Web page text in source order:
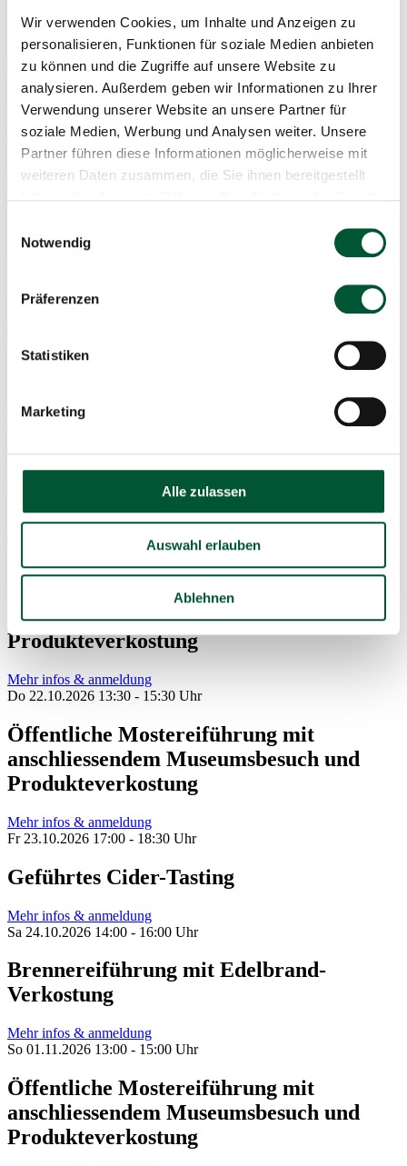
Wir verwenden Cookies, um Inhalte und Anzeigen zu
personalisieren, Funktionen für soziale Medien anbieten
zu können und die Zugriffe auf unsere Website zu
analysieren. Außerdem geben wir Informationen zu Ihrer
Verwendung unserer Website an unsere Partner für
soziale Medien, Werbung und Analysen weiter. Unsere
Partner führen diese Informationen möglicherweise mit
weiteren Daten zusammen, die Sie ihnen bereitgestellt
Notwendig
Präferenzen
Statistiken
Marketing
Alle zulassen
Auswahl erlauben
Ablehnen
Geführtes Cider-Tasting
Mehr infos & anmeldung
Sa 10.10.2026 14:00 - 16:00 Uhr
Brennereiführung mit Edelbrand-
Verkostung
Mehr infos & anmeldung
So 11.10.2026 13:00 - 15:00 Uhr
Öffentliche Mostereiführung mit
anschliessendem Museumsbesuch und
Mehr infos & anmeldung
Brennereiführung mit Edelbrand-
Mehr infos & anmeldung
So 18.10.2026 13:00 - 15:00 Uhr
Öffentliche Mostereiführung mit
anschliessendem Museumsbesuch und
Produkteverkostung
Mehr infos & anmeldung
Do 22.10.2026 13:30 - 15:30 Uhr
Öffentliche Mostereiführung mit
anschliessendem Museumsbesuch und
Produkteverkostung
Mehr infos & anmeldung
Fr 23.10.2026 17:00 - 18:30 Uhr
Geführtes Cider-Tasting
Mehr infos & anmeldung
Sa 24.10.2026 14:00 - 16:00 Uhr
Brennereiführung mit Edelbrand-
Verkostung
Mehr infos & anmeldung
So 01.11.2026 13:00 - 15:00 Uhr
Öffentliche Mostereiführung mit
anschliessendem Museumsbesuch und
Produkteverkostung